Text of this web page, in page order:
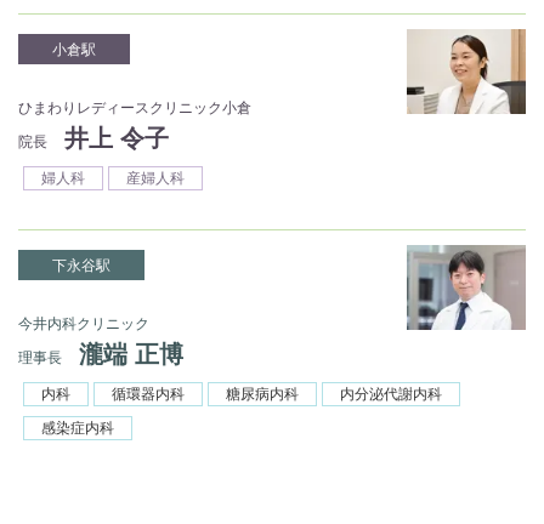
小倉駅
ひまわりレディースクリニック小倉
院長
井上 令子
婦人科 産婦人科
下永谷駅
今井内科クリニック
理事長
瀧端 正博
内科 循環器内科 糖尿病内科
内分泌代謝内科
感染症内科